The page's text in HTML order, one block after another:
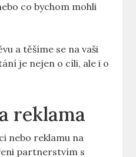
co bychom mohli
a těšíme se na vaši
je nejen o cíli, ale i o
reklama
nebo reklamu na
partnerstvím s